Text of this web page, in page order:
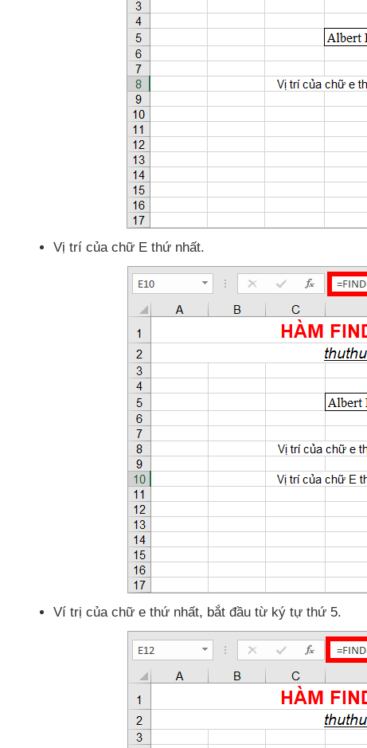
Vị trí của chữ E thứ nhất.
Ví trị của chữ e thứ nhất, bắt đầu từ ký tự thứ 5.